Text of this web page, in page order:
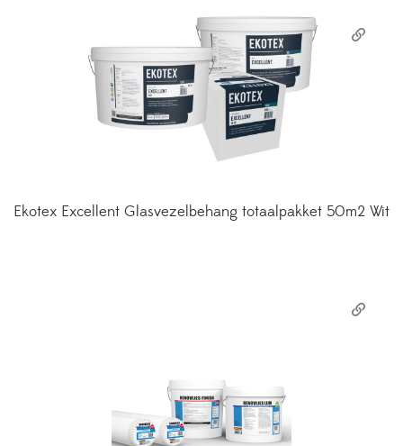
Ekotex Excellent Glasvezelbehang totaalpakket 50m2 Wit